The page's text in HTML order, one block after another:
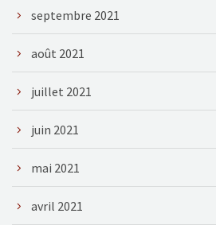
septembre 2021
août 2021
juillet 2021
juin 2021
mai 2021
avril 2021